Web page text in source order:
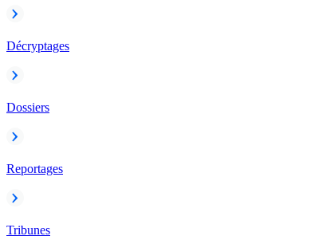
Décryptages
Dossiers
Reportages
Tribunes